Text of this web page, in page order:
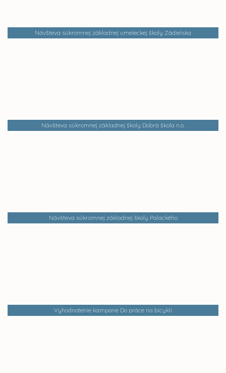
Návšteva súkromnej základnej umeleckej školy Zádielska
Návšteva súkromnej základnej školy Dobrá škola n.o.
Návšteva súkromnej základnej školy Palackého
Vyhodnotenie kampane Do práce na bicykli